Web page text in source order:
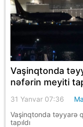
Vaşinqtonda
nəfərin meyiti
31 Yanvar 07:36
Vaşinqtonda təyyarə
tapıldı